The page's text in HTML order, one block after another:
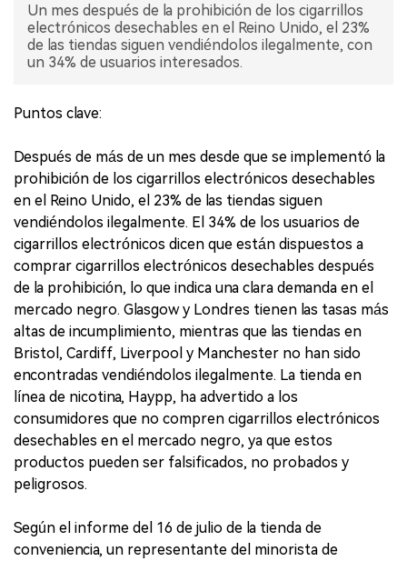
Un mes después de la prohibición de los cigarrillos
electrónicos desechables en el Reino Unido, el 23%
de las tiendas siguen vendiéndolos ilegalmente, con
un 34% de usuarios interesados.
Puntos clave:
Después de más de un mes desde que se implementó la
prohibición de los cigarrillos electrónicos desechables
en el Reino Unido, el 23% de las tiendas siguen
vendiéndolos ilegalmente. El 34% de los usuarios de
cigarrillos electrónicos dicen que están dispuestos a
comprar cigarrillos electrónicos desechables después
de la prohibición, lo que indica una clara demanda en el
mercado negro. Glasgow y Londres tienen las tasas más
altas de incumplimiento, mientras que las tiendas en
Bristol, Cardiff, Liverpool y Manchester no han sido
encontradas vendiéndolos ilegalmente. La tienda en
línea de nicotina, Haypp, ha advertido a los
consumidores que no compren cigarrillos electrónicos
desechables en el mercado negro, ya que estos
productos pueden ser falsificados, no probados y
peligrosos.
Según el informe del 16 de julio de la tienda de
conveniencia, un representante del minorista de